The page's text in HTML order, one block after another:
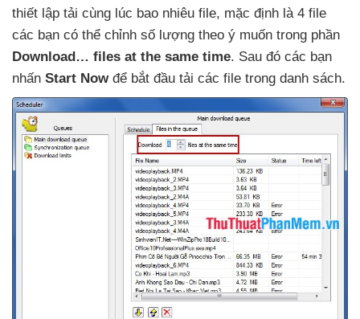
thiết lập tải cùng lúc bao nhiêu file, mặc định là 4 file
các bạn có thể chỉnh số lượng theo ý muốn trong phần
Download… files at the same time. Sau đó các bạn
nhấn Start Now để bắt đầu tải các file trong danh sách.